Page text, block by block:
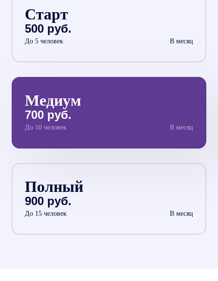
Старт
500 руб.
До 5 человек В месяц
Медиум
700 руб.
До 10 человек В месяц
Полный
900 руб.
До 15 человек В месяц